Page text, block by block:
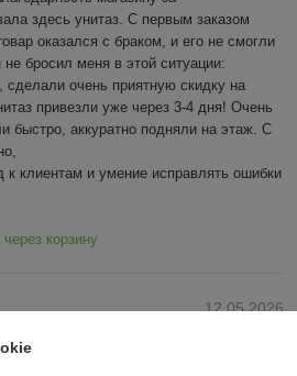
здесь унитаз. С первым заказом
оказался с браком, и его не смогли
не бросил меня в этой ситуации:
сделали очень приятную скидку на
привезли уже через 3-4 дня! Очень
быстро, аккуратно подняли на этаж. С
к клиентам и умение исправлять ошибки
корзину
12.05.2026